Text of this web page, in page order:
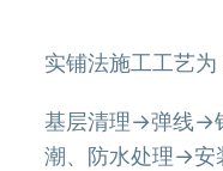
实铺法施工工艺为
基层清理→弹线→
潮、防水处理→